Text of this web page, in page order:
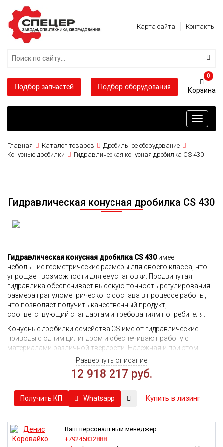
Карта сайта Контакты
Подбор запчастей Подбор оборудования
0
Toggle
Главная Каталог товаров
Дробильное оборудование
Конусные дробилки
Гидравлическая конусная дробилка CS 430
Гидравлическая конусная дробилка CS 430
Гидравлическая конусная дробилка CS 430 имеет
небольшие геометрические размеры для своего класса, что
упрощает возможности для ее установки. Продвинутая
гидравлика обеспечивает высокую точность регулирования
размера гранулометрического состава в процессе работы,
что позволяет получить качественный продукт,
соответствующий стандартам и требованиям потребителя.
Конусные дробилки семейства CS имеют гидравлические
приводы с одним цилиндром и обеспечивают работу с
материалами различной твердости. Надежная и при этом
эффективная гидравлическая система позволяет добиться
отличной производительности, соблюдения заданного
размера фракции готовой продукции и одновременно
За счет наличия гидравлической системы дробилка
самостоятельно компенсирует существующий износ, причем
поддерживая необходимый уровень давления в системе. Как
результат сроки службы дробилки увеличиваются.
Развернуть описание
12 918 217 руб.
Получить КП Whatsapp Купить в лизинг
Ваш персональный менеджер:
+79245832888